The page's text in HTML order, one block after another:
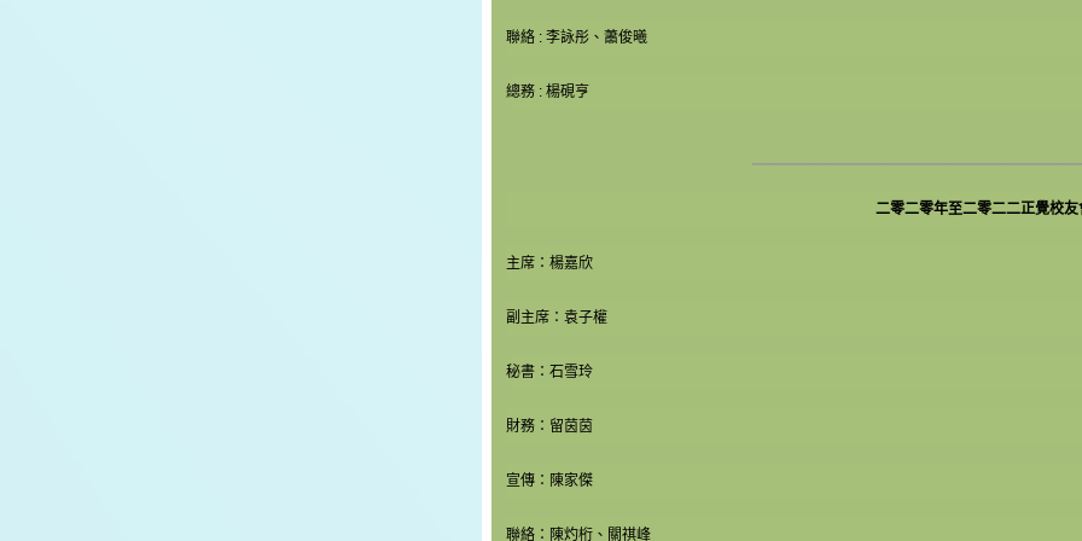
聯絡 : 李詠彤、蕭俊曦
總務 : 楊硯亨
二零二零年至二零二二正覺校友
主席：楊嘉欣
副主席：袁子權
秘書：石雪玲
財務：留茵茵
宣傳：陳家傑
聯絡：陳灼桁、關祺峰